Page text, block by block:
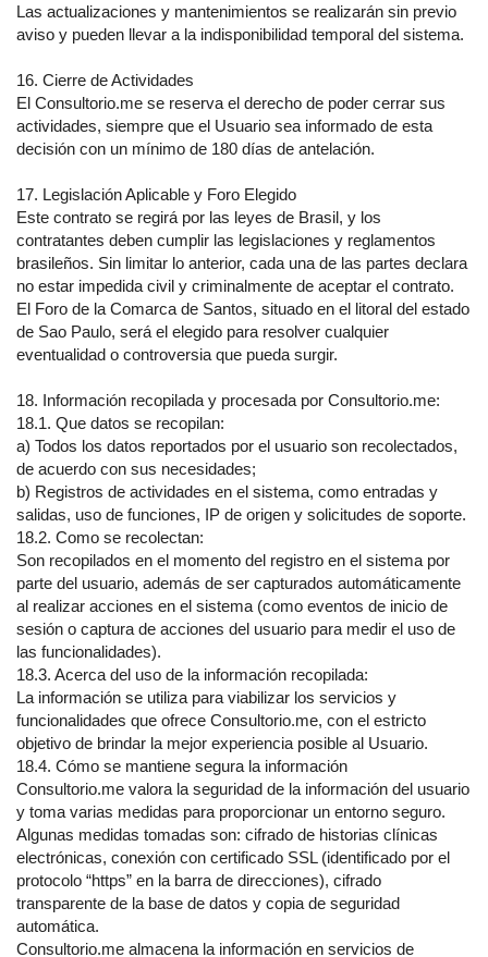
Las actualizaciones y mantenimientos se realizarán sin previo
aviso y pueden llevar a la indisponibilidad temporal del sistema.
16. Cierre de Actividades
El Consultorio.me se reserva el derecho de poder cerrar sus
actividades, siempre que el Usuario sea informado de esta
decisión con un mínimo de 180 días de antelación.
17. Legislación Aplicable y Foro Elegido
Este contrato se regirá por las leyes de Brasil, y los
contratantes deben cumplir las legislaciones y reglamentos
brasileños. Sin limitar lo anterior, cada una de las partes declara
no estar impedida civil y criminalmente de aceptar el contrato.
El Foro de la Comarca de Santos, situado en el litoral del estado
de Sao Paulo, será el elegido para resolver cualquier
eventualidad o controversia que pueda surgir.
18. Información recopilada y procesada por Consultorio.me:
18.1. Que datos se recopilan:
a) Todos los datos reportados por el usuario son recolectados,
de acuerdo con sus necesidades;
b) Registros de actividades en el sistema, como entradas y
salidas, uso de funciones, IP de origen y solicitudes de soporte.
18.2. Como se recolectan:
Son recopilados en el momento del registro en el sistema por
parte del usuario, además de ser capturados automáticamente
al realizar acciones en el sistema (como eventos de inicio de
sesión o captura de acciones del usuario para medir el uso de
las funcionalidades).
18.3. Acerca del uso de la información recopilada:
La información se utiliza para viabilizar los servicios y
funcionalidades que ofrece Consultorio.me, con el estricto
objetivo de brindar la mejor experiencia posible al Usuario.
18.4. Cómo se mantiene segura la información
Consultorio.me valora la seguridad de la información del usuario
y toma varias medidas para proporcionar un entorno seguro.
Algunas medidas tomadas son: cifrado de historias clínicas
electrónicas, conexión con certificado SSL (identificado por el
protocolo “https” en la barra de direcciones), cifrado
transparente de la base de datos y copia de seguridad
automática.
Consultorio.me almacena la información en servicios de